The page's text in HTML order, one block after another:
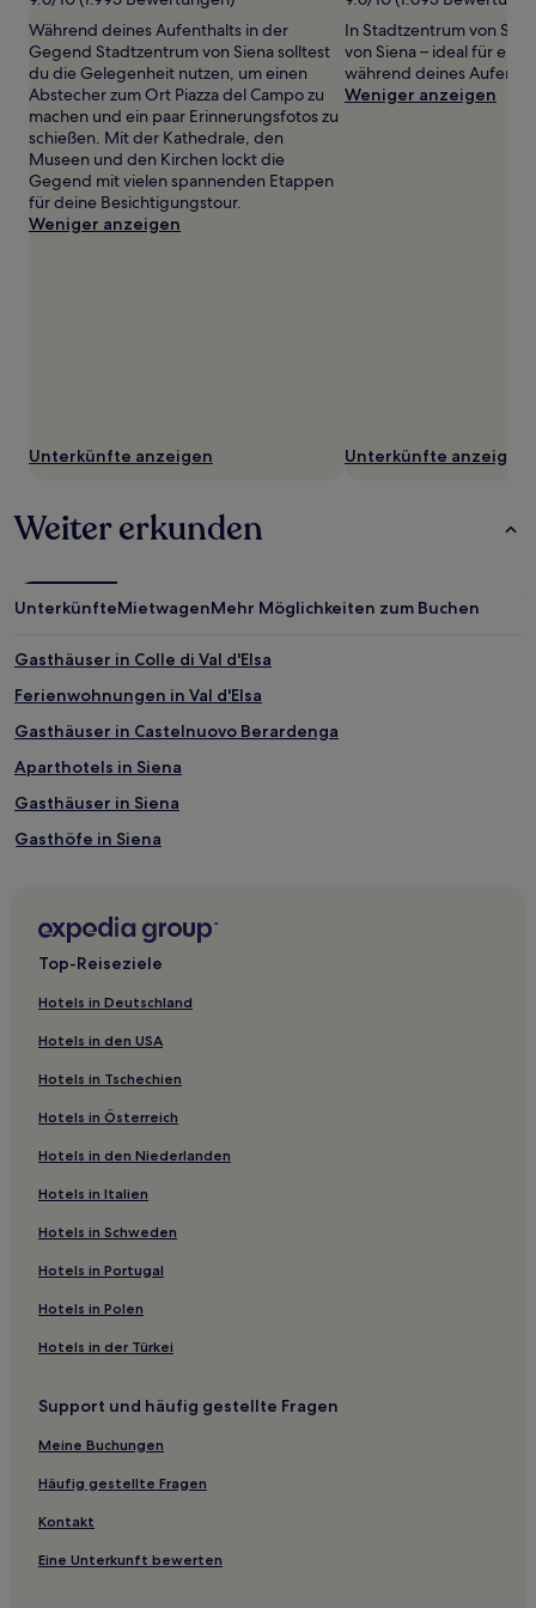
zusätzliche
Bedingungen
gelten.
Während deines Aufenthalts in der
Gegend Stadtzentrum von Siena solltest
du die Gelegenheit nutzen, um einen
Abstecher zum Ort Piazza del Campo zu
machen und ein paar Erinnerungsfotos zu
schießen. Mit der Kathedrale, den
Museen und den Kirchen lockt die
Gegend mit vielen spannenden Etappen
für deine Besichtigungstour.
Weniger anzeigen
Unterkünfte anzeigen
In Stadtzentrum von
von Siena – ideal für
während deines
Weniger anzeigen
Unterkünfte anzeigen
Weiter erkunden
UnterkünfteMietwagenMehr Möglichkeiten zum Buchen
Gasthäuser in Colle di Val d'Elsa
Ferienwohnungen in Val d'Elsa
Gasthäuser in Castelnuovo Berardenga
Aparthotels in Siena
Gasthäuser in Siena
Gasthöfe in Siena
5-Sterne-Hotels in Castelnuovo Berardenga
Familien in Colle di Val d'Elsa
Hotels mit Parkplatz in Castellina in Chianti
Hotels mit inbegriffenem Frühstück in Castellina in Chianti
Haustierfreundliche in Castellina in Chianti
Haustierfreundliche in Le Tolfe
Hotels mit Parkplatz in Chianti-Region
Familien in Chianti-Region
Hotels mit Parkplatz in Crete Senesi
Hotels mit Pool in Crete Senesi
Familien in Siena
Hotels mit Fitnessbereich in Siena
Haustierfreundliche in Siena
Hotels mit inbegriffenem Frühstück in Gaiole in Chianti
Hotels mit Pool in Gaiole in Chianti
Top-Reiseziele
Hotels in Deutschland
Hotels in den USA
Hotels in Tschechien
Hotels in Österreich
Hotels in den Niederlanden
Hotels in Italien
Hotels in Schweden
Hotels in Portugal
Hotels in Polen
Hotels in der Türkei
Support und häufig gestellte Fragen
Meine Buchungen
Häufig gestellte Fragen
Kontakt
Eine Unterkunft bewerten